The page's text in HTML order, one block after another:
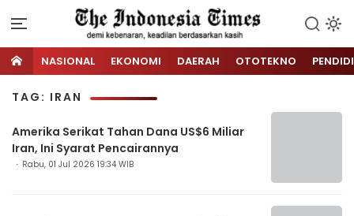
NASIONAL EKONOMI DAERAH OTOTEKNO
TAG: IRAN
Amerika Serikat Tahan Dana US$6 Miliar
Iran, Ini Syarat Pencairannya
Rabu, 01 Jul 2026 19:34 WIB